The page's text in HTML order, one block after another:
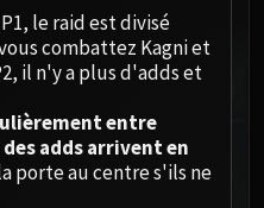
Forgotten
le raid est divisé
combattez Kagni et
il n'y a plus d'adds et
entre
adds arrivent en
porte au centre s'ils ne